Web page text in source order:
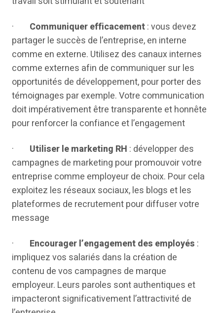
· Communiquer efficacement: vous devez
partager le succès de l’entreprise, en interne
comme en externe. Utilisez des canaux internes
comme externes afin de communiquer sur les
opportunités de développement, pour porter des
témoignages par exemple. Votre communication
doit impérativement être transparente et honnête
pour renforcer la confiance et l’engagement
· Utiliser le marketing RH : développer des
campagnes de marketing pour promouvoir votre
entreprise comme employeur de choix. Pour cela
exploitez les réseaux sociaux, les blogs et les
plateformes de recrutement pour diffuser votre
message
· Encourager l’engagement des employés :
impliquez vos salariés dans la création de
contenu de vos campagnes de marque
employeur. Leurs paroles sont authentiques et
impacteront significativement l’attractivité de